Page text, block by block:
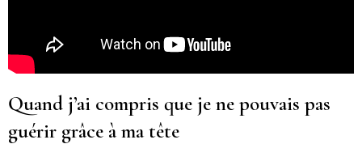
Quand j’ai compris que je ne pouvais pas
guérir grâce à ma tête